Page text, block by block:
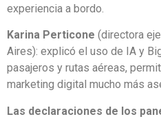
experiencia a bordo.
Karina Perticone (directora
Aires): explicó el uso de IA y
pasajeros y rutas aéreas,
marketing digital mucho más
Las declaraciones de los